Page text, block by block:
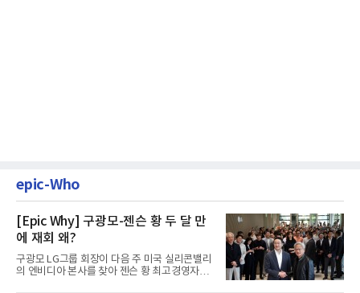
epic-Who
[Epic Why] 구광모-젠슨 황 두 달 만
에 재회 왜?
구광모 LG그룹 회장이 다음 주 미국 실리콘밸리
의 엔비디아 본사를 찾아 젠슨 황 최고경영자